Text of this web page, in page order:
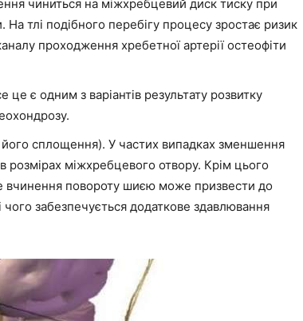
чиниться на міжхребцевий диск тиску при
тлі подібного перебігу процесу зростає ризик
проходження хребетної артерії остеофіти
є одним з варіантів результату розвитку
сплощення). У частих випадках зменшення
розмірах міжхребцевого отвору. Крім цього
вчинення повороту шиєю може призвести до
чого забезпечується додаткове здавлювання